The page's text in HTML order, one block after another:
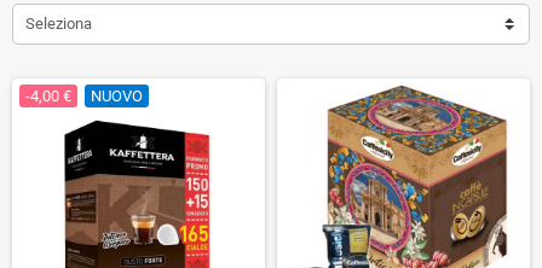
Seleziona
-4,00 € NUOVO